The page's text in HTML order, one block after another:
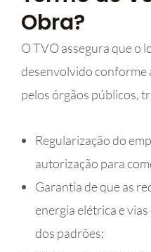
Obra?
O TVO assegura que o
desenvolvido conforme
pelos órgãos públicos,
Regularização do
autorização para
Garantia de que as
energia elétrica e
dos padrões;